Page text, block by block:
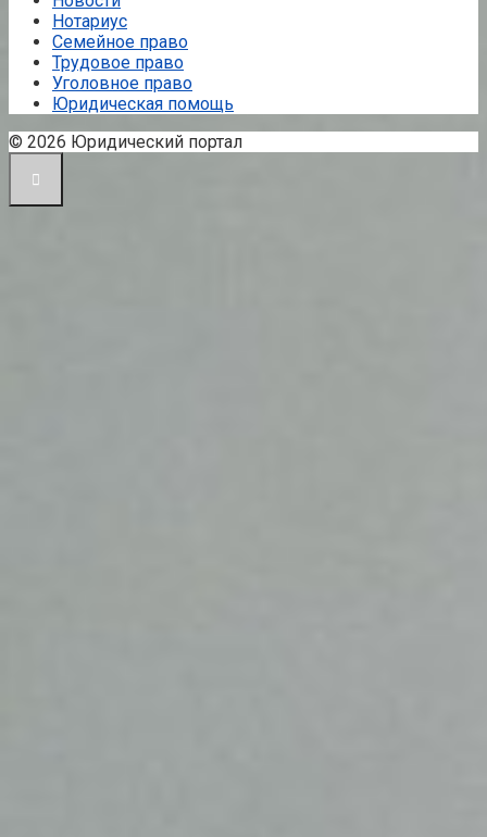
Нотариус
Семейное право
Трудовое право
Уголовное право
Юридическая помощь
© 2026 Юридический портал